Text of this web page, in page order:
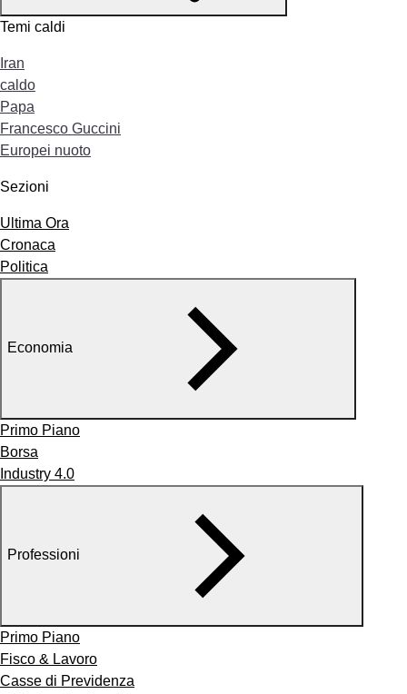
Temi caldi
Iran
caldo
Papa
Francesco Guccini
Europei nuoto
Sezioni
Ultima Ora
Cronaca
Politica
Economia
Primo Piano
Borsa
Industry 4.0
Professioni
Primo Piano
Fisco & Lavoro
Casse di Previdenza